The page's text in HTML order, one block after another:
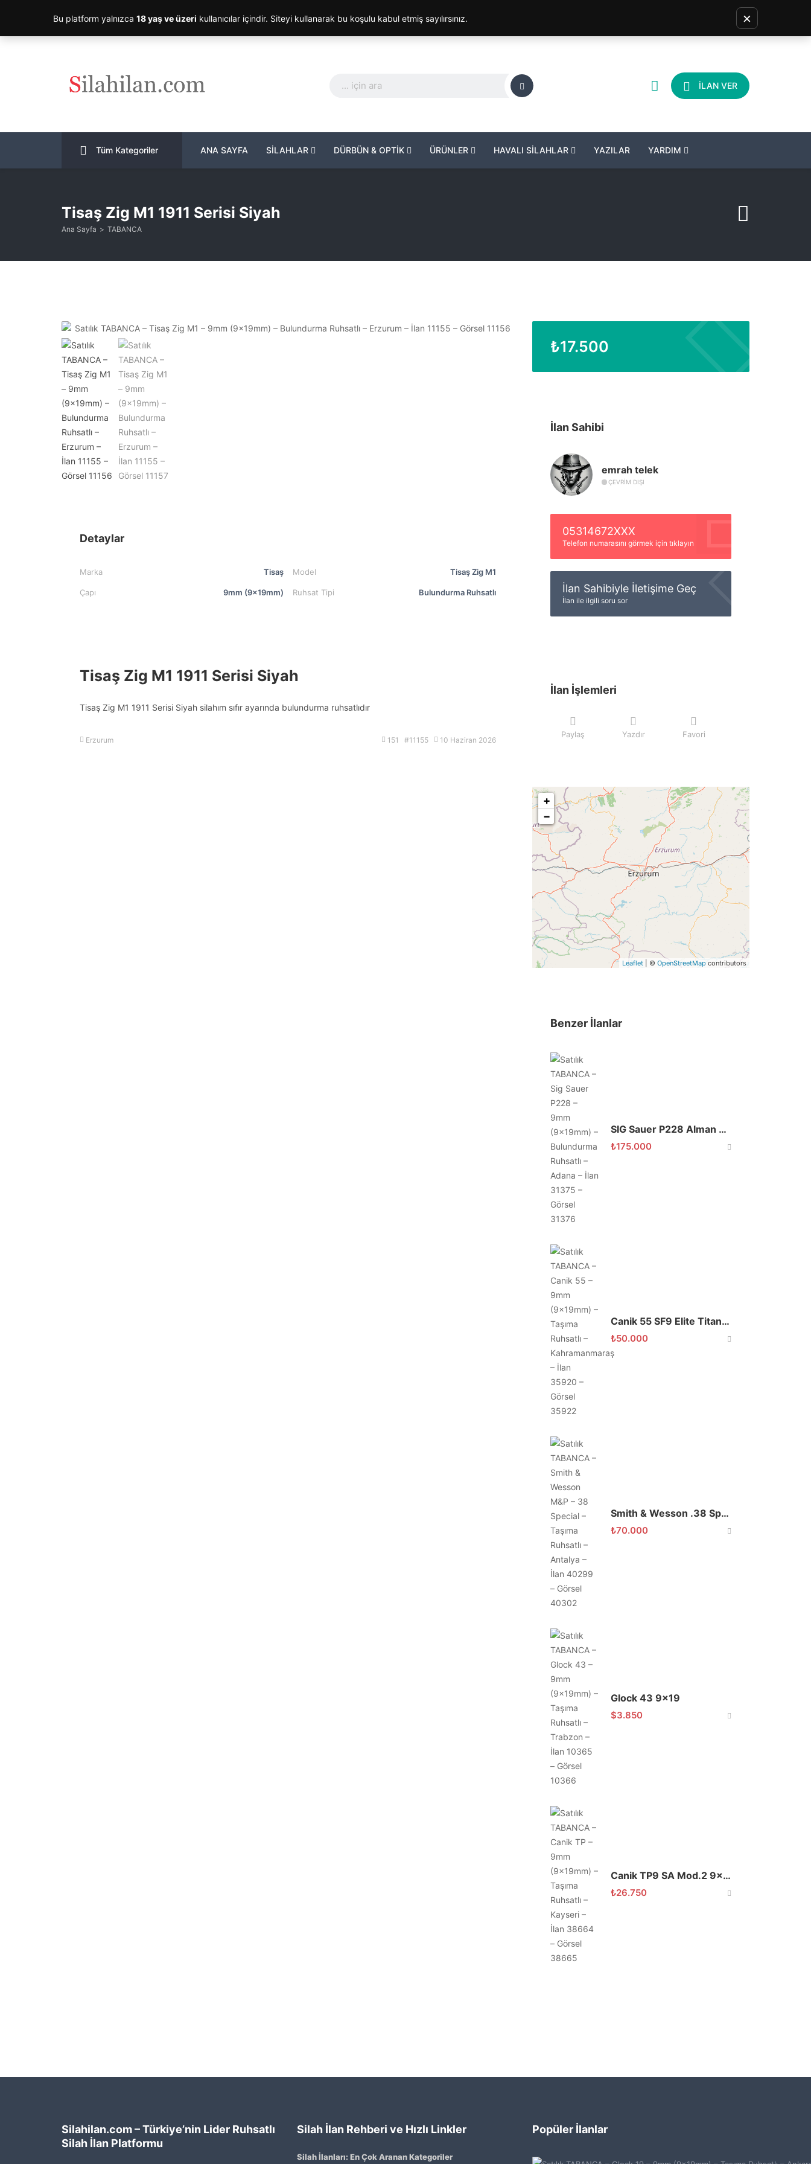
İLAN VER
Tüm Kategoriler ANA SAYFA SİLAHLAR DÜRBÜN & OPTİK ÜRÜNLER HAVALI SİLAHLAR YAZILAR YARDIM
Tisaş Zig M1 1911 Serisi Siyah
Ana Sayfa TABANCA
Detaylar
Marka Tisaş Model Tisaş Zig M1
Çapı 9mm (9x19mm) Ruhsat Tipi Bulundurma Ruhsatlı
Tisaş Zig M1 1911 Serisi Siyah
Tisaş Zig M1 1911 Serisi Siyah silahım sıfır ayarında bulundurma ruhsatlıdır
Erzurum 151 #11155 10 Haziran 2026
₺17.500
İlan Sahibi
emrah telek
ÇEVRIM DIŞI
05314672XXX
Telefon numarasını görmek için tıklayın
İlan Sahibiyle İletişime Geç
İlan ile ilgili soru sor
İlan İşlemleri
Paylaş Yazdır Favori
+
−
Leaflet | © OpenStreetMap contributors
Benzer İlanlar
SIG Sauer P228 Alman Üretim Temiz
₺175.000
Canik 55 SF9 Elite Titanyum Altın Özel Seri 9mm Tabanca
₺50.000
Smith & Wesson .38 Special Toplu
₺70.000
Glock 43 9×19
$3.850
Canik TP9 SA Mod.2 9×19
₺26.750
Silahilan.com – Türkiye’nin Lider Ruhsatlı
Silah İlan Platformu
Silah İlan Rehberi ve Hızlı Linkler
Silah İlanları: En Çok Aranan Kategoriler
Popüler İlanlar
Bu platform yalnızca 18 yaş ve üzeri kullanıcılar içindir. Siteyi kullanarak bu koşulu kabul etmiş sayılırsınız. ×